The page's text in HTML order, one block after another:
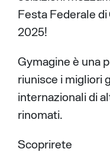
Festa Federale
2025!
Gymagine è una
riunisce i migliori
internazionali di
rinomati.
Scoprirete